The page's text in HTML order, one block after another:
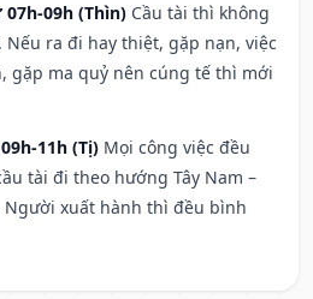
09h (Thìn) Cầu tài thì không
Nếu ra đi hay thiệt, gặp nạn, việc
gặp ma quỷ nên cúng tế thì mới
11h (Tị) Mọi công việc đều
tài đi theo hướng Tây Nam –
Người xuất hành thì đều bình